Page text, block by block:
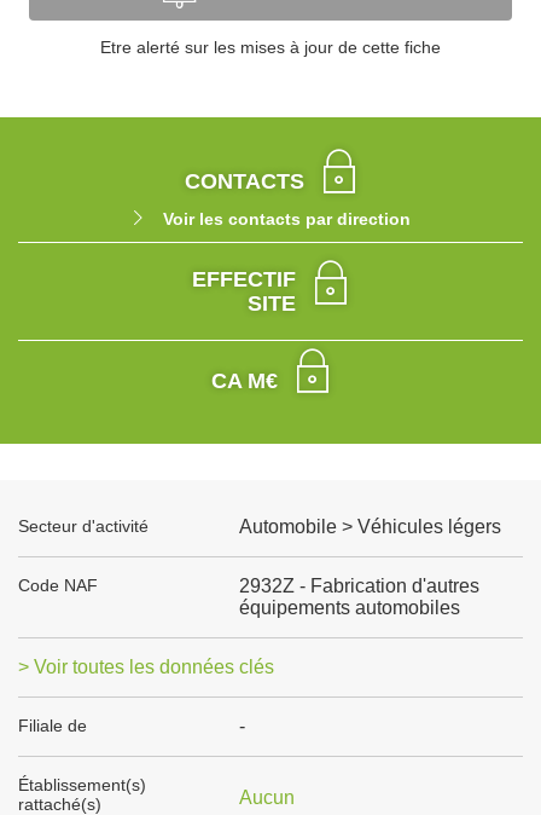
Etre alerté sur les mises à jour de cette fiche
CONTACTS
Voir les contacts par direction
EFFECTIF
SITE
CA M€
Secteur d'activité Automobile > Véhicules légers
Code NAF
2932Z - Fabrication d'autres
équipements automobiles
> Voir toutes les données clés
Filiale de -
Établissement(s)
rattaché(s)
Aucun